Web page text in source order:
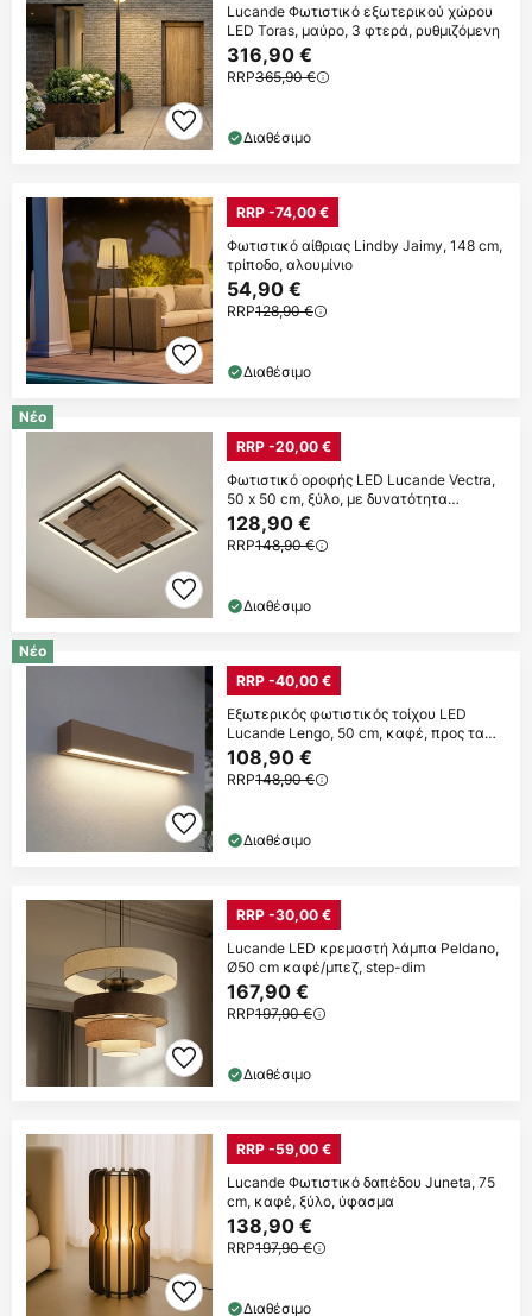
Lucande Φωτιστικό εξωτερικού χώρου
LED Toras, μαύρο, 3 φτερά, ρυθμιζόμενη
316,90 €
RRP365,90 €
Διαθέσιμο
RRP -74,00 €
Φωτιστικό αίθριας Lindby Jaimy, 148 cm,
τρίποδο, αλουμίνιο
54,90 €
RRP128,90 €
Διαθέσιμο
Νέο
RRP -20,00 €
Φωτιστικό οροφής LED Lucande Vectra,
50 x 50 cm, ξύλο, με δυνατότητα
ρύθμισης
128,90 €
RRP148,90 €
Διαθέσιμο
Νέο
RRP -40,00 €
Εξωτερικός φωτιστικός τοίχου LED
Lucande Lengo, 50 cm, καφέ, προς τα
κάτω, 3000K
108,90 €
RRP148,90 €
Διαθέσιμο
RRP -30,00 €
Lucande LED κρεμαστή λάμπα Peldano,
Ø50 cm καφέ/μπεζ, step-dim
167,90 €
RRP197,90 €
Διαθέσιμο
RRP -59,00 €
Lucande Φωτιστικό δαπέδου Juneta, 75
cm, καφέ, ξύλο, ύφασμα
138,90 €
RRP197,90 €
Διαθέσιμο